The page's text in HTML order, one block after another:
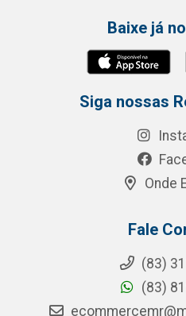
Baixe já
Siga nossas
Onde
Fale
(83)
(83)